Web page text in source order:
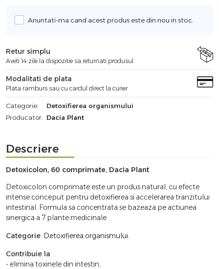
Anuntati-ma cand acest produs este din nou in stoc.
Retur simplu
Aveti 14 zile la dispozitie sa returnati produsul
Modalitati de plata
Plata ramburs sau cu cardul direct la curier
Categorie:
Detoxifierea organismului
Producator: Dacia Plant
Descriere
Detoxicolon, 60 comprimate, Dacia Plant
Detoxicolon comprimate este un produs natural, cu efecte
intense conceput pentru detoxifierea si accelerarea tranzitului
intestinal. Formula sa concentrata se bazeaza pe actiunea
sinergica a 7 plante medicinale.
Categorie: Detoxifierea organismului.
Contribuie la
- elimina toxinele din intestin,